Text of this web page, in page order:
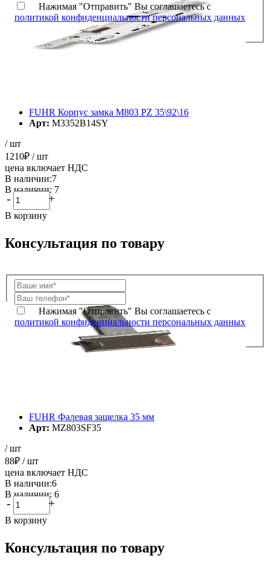
Нажимая "Отправить" Вы соглашаетесь с
политикой конфиденциальности персональных данных
FUHR Корпус замка М803 PZ 35\92\16
Арт: M3352B14SY
/ шт
1210₽ / шт
цена включает НДС
В наличии:7
В наличии: 7
- +
В корзину
Консультация по товару
Нажимая "Отправить" Вы соглашаетесь с
политикой конфиденциальности персональных данных
FUHR Фалевая защелка 35 мм
Арт: MZ803SF35
/ шт
88₽ / шт
цена включает НДС
В наличии:6
В наличии: 6
- +
В корзину
Консультация по товару